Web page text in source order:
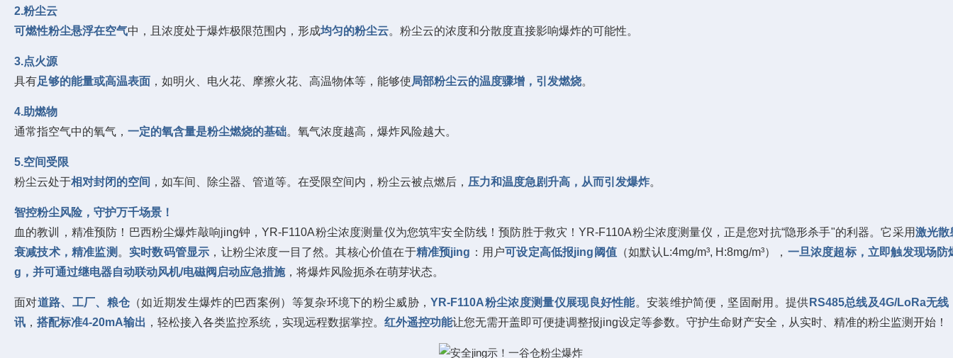
2.粉尘云
可燃性粉尘悬浮在空气中，且浓度处于爆炸极限范围内，形成均匀的粉尘云。粉尘云的浓度和分散度直接影响爆炸的可能性。
3.点火源
具有足够的能量或高温表面 ，如明火、电火花、摩擦火花、高温物体等，能够使局部粉尘云的温度骤增，引发燃烧。
4.助燃物
通常指空气中的氧气， 一定的氧含量是粉尘燃烧的基础。氧气浓度越高，爆炸风险越大。
5.空间受限
粉尘云处于相对封闭的空间 ，如车间、除尘器、管道等。在受限空间内，粉尘云被点燃后， 压力和温度急剧升高，从而引发爆炸。
智控粉尘风险，守护万千场景！
血的教训，精准预防！巴西粉尘爆炸敲响jing钟，YR-F110A粉尘浓度测量仪为您筑牢安全防线！预防胜于救灾！YR-F110A粉尘浓度测量仪，正是您对抗“隐形杀手"的利器。它采用激光散
衰减技术， 精准监测 。 实时数码管显示 ，让粉尘浓度一目了然。其核心价值在于精准预jing ：用户可设定高低报jing阈值 （如默认L:4mg/m³, H:8mg/m³）， 一旦浓度超标，立即触发现场防
g ，并可通过继电器自动联动风机/电磁阀启动应急措施，将爆炸风险扼杀在萌芽状态。
面对道路、工厂、粮仓 （如近期发生爆炸的巴西案例）等复杂环境下的粉尘威胁，YR-F110A粉尘浓度测量仪展现良好性能。安装维护简便，坚固耐用。提供 RS485总线及4G/LoRa无线
讯 ， 搭配标准4-20mA输出 ，轻松接入各类监控系统，实现远程数据掌控。 红外遥控功能让您无需开盖即可便捷调整报jing设定等参数。守护生命财产安全，从实时、精准的粉尘监测开始！